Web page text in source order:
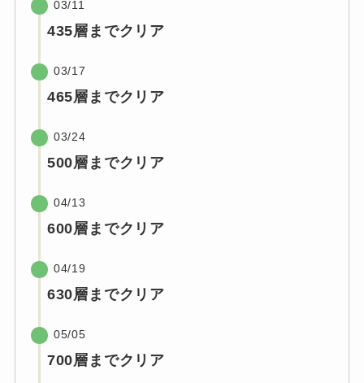
03/11
435層までクリア
03/17
465層までクリア
03/24
500層までクリア
04/13
600層までクリア
04/19
630層までクリア
05/05
700層までクリア